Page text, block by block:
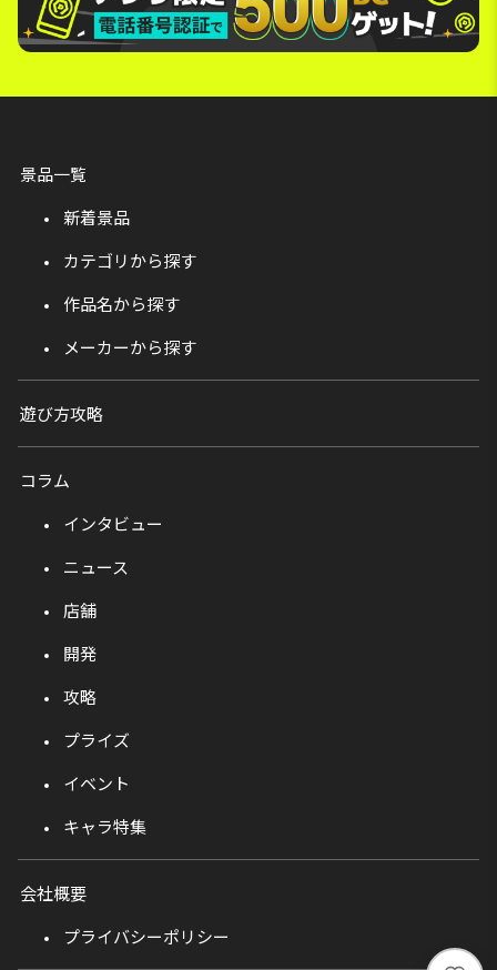
景品一覧
新着景品
カテゴリから探す
作品名から探す
メーカーから探す
遊び方攻略
コラム
インタビュー
ニュース
店舗
開発
攻略
プライズ
イベント
キャラ特集
会社概要
プライバシーポリシー